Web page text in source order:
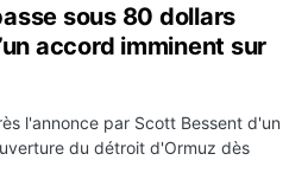
sous 80 dollars
accord imminent sur
l'annonce par Scott Bessent d'un
du détroit d'Ormuz dès